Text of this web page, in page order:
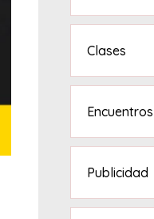
Clases
Encuentros
Publicidad